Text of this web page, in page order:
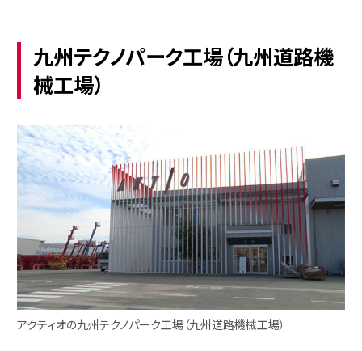
九州テクノパーク工場（九州道路機
械工場）
アクティオの九州テクノパーク工場（九州道路機械工場）